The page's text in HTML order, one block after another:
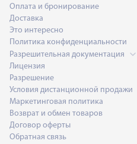
Оплата и бронирование
Доставка
Это интересно
Политика конфиденциальности
Разрешительная документация
Лицензия
Разрешение
Условия дистанционной продажи
Маркетинговая политика
Возврат и обмен товаров
Договор оферты
Обратная связь